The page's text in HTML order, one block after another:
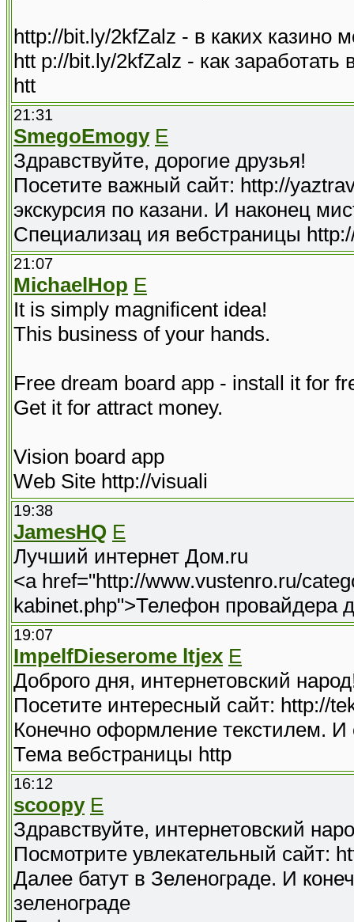
http://bit.ly/2kfZalz - в каких казино
htt p://bit.ly/2kfZalz - как
htt
21:31
SmegoEmogy E
Здравствуйте, дорогие друзья!
Посетите важный сайт: http://
экскурсия по казани. И наконец
Специализац ия вебстраницы
21:07
MichaelHop E
It is simply magnificent idea!
This business of your hands.
Free dream board app - install it for
Get it for attract money.
Vision board app
Web Site http://visuali
19:38
JamesHQ E
Лучший интернет Дом.ru
<a href="http://www.vustenro.ru/
kabinet.php">Телефон провайдера
19:07
ImpelfDieserome ltjex E
Доброго дня, интернетовский
Посетите интересный сайт: http://
Конечно оформление текстилем. И
Тема вебстраницы http
16:12
scoopy E
Здравствуйте, интернетовский
Посмотрите увлекательный сайт:
Далее батут в Зеленограде. И
зеленограде